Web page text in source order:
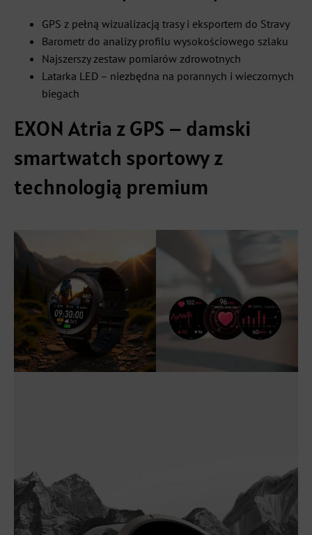
GPS z pełną wizualizacją trasy i eksportem do Stravy
Barometr do analizy profilu wysokościowego szlaku
Najszerszy zestaw pomiarów zdrowotnych
Latarka LED – niezbędna na porannych i wieczornych
biegach
EXON Atria z GPS – damski
smartwatch sportowy z
technologią premium